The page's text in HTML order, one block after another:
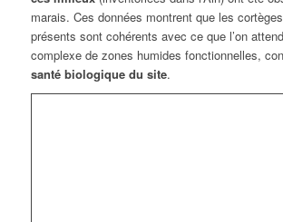
marais. Ces données montrent que les
présents sont cohérents avec ce que l’on
complexe de zones humides fonctionnelles,
santé biologique du site.